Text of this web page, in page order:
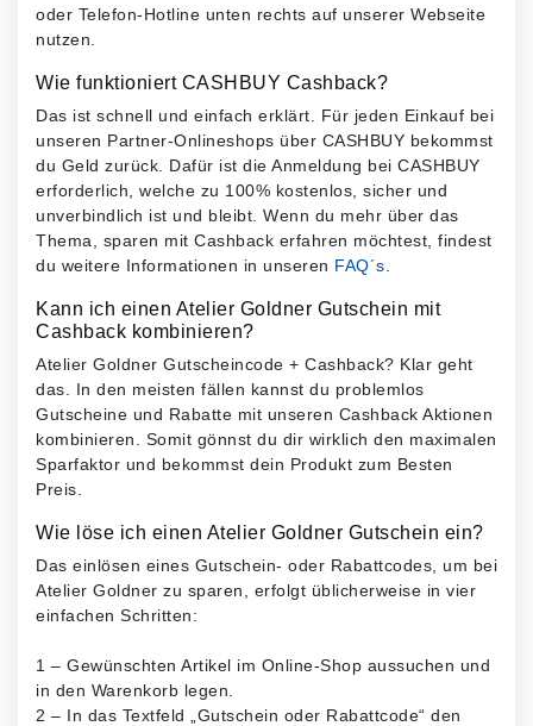
oder Telefon-Hotline unten rechts auf unserer Webseite
nutzen.
Wie funktioniert CASHBUY Cashback?
Das ist schnell und einfach erklärt. Für jeden Einkauf bei
unseren Partner-Onlineshops über CASHBUY bekommst
du Geld zurück. Dafür ist die Anmeldung bei CASHBUY
erforderlich, welche zu 100% kostenlos, sicher und
unverbindlich ist und bleibt. Wenn du mehr über das
Thema, sparen mit Cashback erfahren möchtest, findest
du weitere Informationen in unseren FAQ´s
Kann ich einen Atelier Goldner Gutschein mit
Cashback kombinieren?
Atelier Goldner Gutscheincode + Cashback? Klar geht
das. In den meisten fällen kannst du problemlos
Gutscheine und Rabatte mit unseren Cashback Aktionen
kombinieren. Somit gönnst du dir wirklich den maximalen
Sparfaktor und bekommst dein Produkt zum Besten
Preis.
Wie löse ich einen Atelier Goldner Gutschein ein?
Das einlösen eines Gutschein- oder Rabattcodes, um bei
Atelier Goldner zu sparen, erfolgt üblicherweise in vier
einfachen Schritten:
1 – Gewünschten Artikel im Online-Shop aussuchen und
in den Warenkorb legen.
2 – In das Textfeld „Gutschein oder Rabattcode“ den